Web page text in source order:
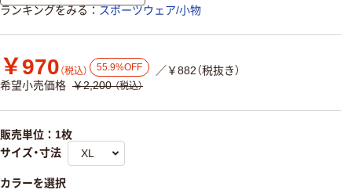
ランキングをみる スポーツウェア/小物
￥970 （税込） 55.9%OFF
／￥882（税抜き）
希望小売価格 ￥2,200 （税込）
販売単位：1枚
サイズ・寸法
カラーを選択